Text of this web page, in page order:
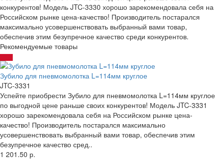
конкурентов! Модель JTC-3330 хорошо зарекомендовала себя на
Российском рынке цена-качество! Производитель постарался
максимально усовершенствовать выбранный вами товар,
обеспечив этим безупречное качество среди конкурентов.
Рекомендуемые товары
Зубило для пневмомолотка L=114мм круглое
JTC-3331
Успейте приобрести Зубило для пневмомолотка L=114мм круглое
по выгодной цене раньше своих конкурентов! Модель JTC-3331
хорошо зарекомендовала себя на Российском рынке цена-
качество! Производитель постарался максимально
усовершенствовать выбранный вами товар, обеспечив этим
безупречное качество сред..
1 201.50 р.